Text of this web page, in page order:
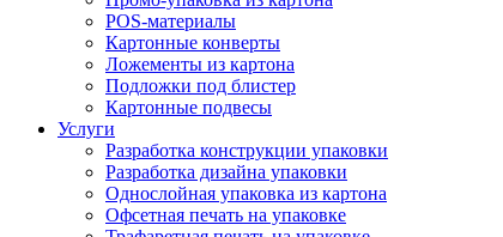
POS-материалы
Картонные конверты
Ложементы из картона
Подложки под блистер
Картонные подвесы
Услуги
Разработка конструкции упаковки
Разработка дизайна упаковки
Однослойная упаковка из картона
Офсетная печать на упаковке